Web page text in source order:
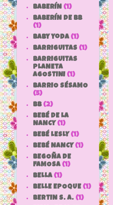
BABERÍN (1)
BABERÍN DE BB
(1)
baby yoda (1)
BARRIGUITAS (1)
BARRIGUITAS
PLANETA
AGOSTINI (1)
BARRIO SÉSAMO
(5)
bb (2)
BEBÉ DE LA
NANCY (1)
BEBÉ LESLY (1)
BEBÉ NANCY (1)
BEGOÑA DE
FAMOSA (1)
BELLA (1)
BELLE EPOQUE (1)
BERTIN S. A. (1)